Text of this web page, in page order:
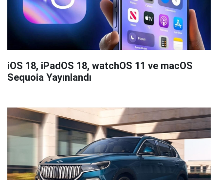
iOS 18, iPadOS 18, watchOS 11 ve macOS
Sequoia Yayınlandı